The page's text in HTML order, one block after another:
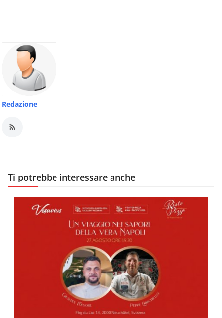
Redazione
Ti potrebbe interessare anche